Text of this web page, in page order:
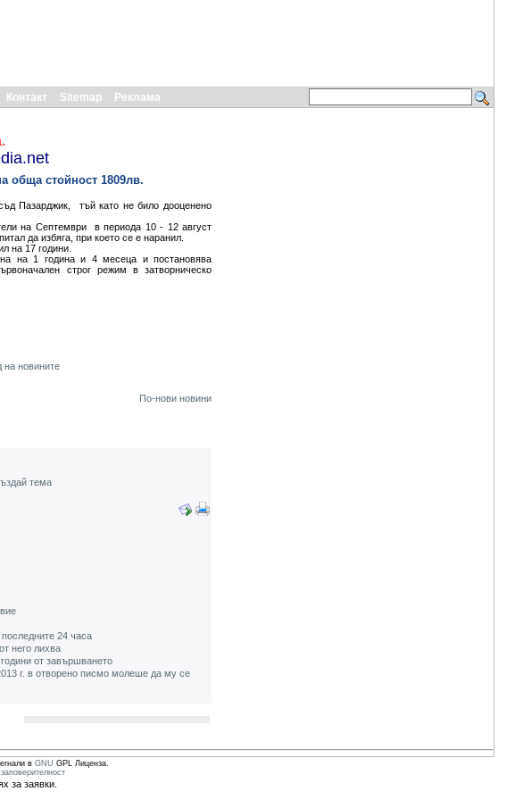
Контакт Sitemap Реклама
обща стойност 1809лв.
Пазарджик, тъй като не било дооценено
на Септември в периода 10 - 12 август
да избяга, при което се е наранил.
на 17 години.
на 1 година и 4 месеца и постановява
строг режим в затворническо
на новините
По-нови новини
тема
24 часа
него лихва
от завършването
г. в отворено писмо молеше да му се
в GNU GPL Лиценза.
за заявки.